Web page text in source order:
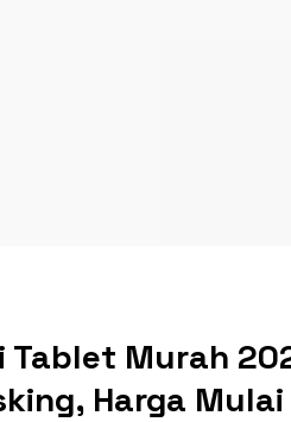
Tablet Murah
Harga Mulai